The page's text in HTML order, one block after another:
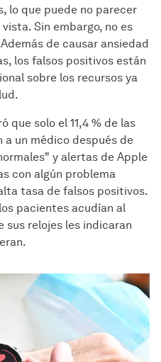
lo que puede no parecer
Sin embargo, no es
de causar ansiedad
los falsos positivos están
sobre los recursos ya
que solo el 11,4 % de las
a un médico después de
y alertas de Apple
con algún problema
tasa de falsos positivos.
pacientes acudían al
sus relojes les indicaran